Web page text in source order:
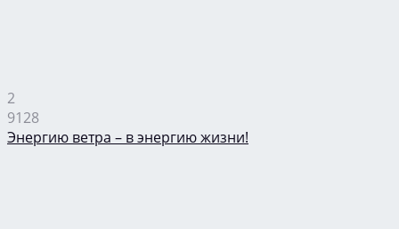
2
9128
Энергию ветра – в энергию жизни!